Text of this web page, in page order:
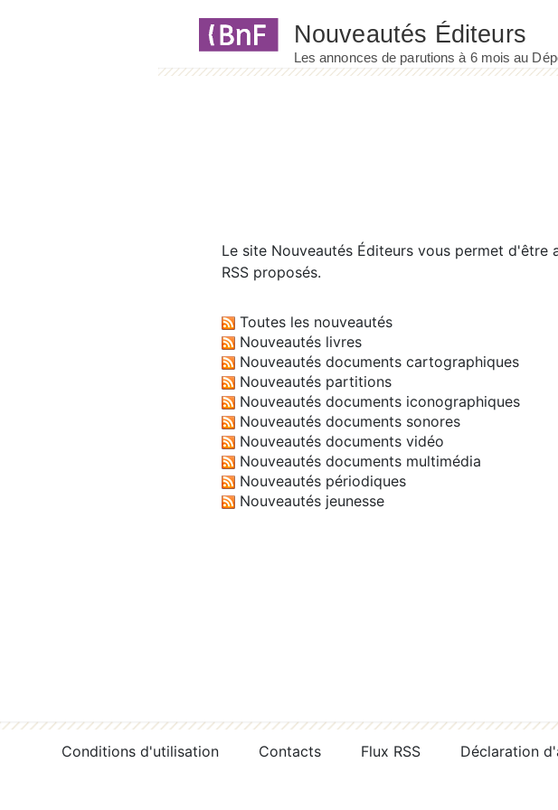
Le site Nouveautés Éditeurs vous permet d'être
RSS proposés.
Toutes les nouveautés
Nouveautés livres
Nouveautés documents cartographiques
Nouveautés partitions
Nouveautés documents iconographiques
Nouveautés documents sonores
Nouveautés documents vidéo
Nouveautés documents multimédia
Nouveautés périodiques
Nouveautés jeunesse
Conditions d'utilisation Contacts Flux RSS Déclaration